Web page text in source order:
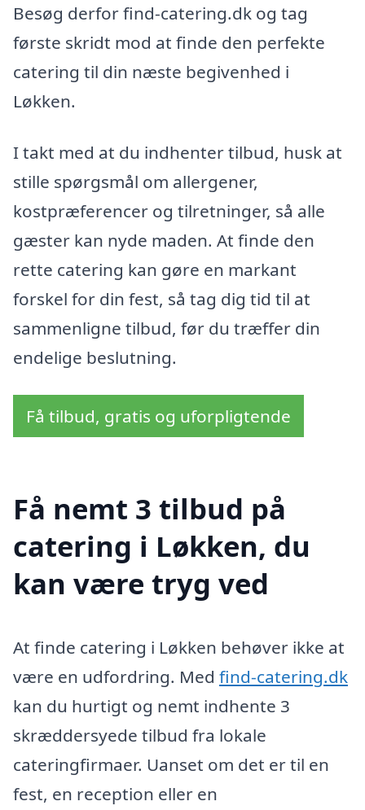
Besøg derfor find-catering.dk og tag
første skridt mod at finde den perfekte
catering til din næste begivenhed i
Løkken.
I takt med at du indhenter tilbud, husk at
stille spørgsmål om allergener,
kostpræferencer og tilretninger, så alle
gæster kan nyde maden. At finde den
rette catering kan gøre en markant
forskel for din fest, så tag dig tid til at
sammenligne tilbud, før du træffer din
endelige beslutning.
Få tilbud, gratis og uforpligtende
Få nemt 3 tilbud på
catering i Løkken, du
kan være tryg ved
At finde catering i Løkken behøver ikke at
være en udfordring. Med find-catering.dk
kan du hurtigt og nemt indhente 3
skræddersyede tilbud fra lokale
cateringfirmaer. Uanset om det er til en
fest, en reception eller en